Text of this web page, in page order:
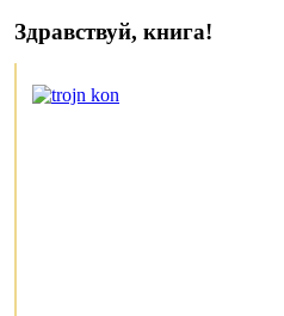
Здравствуй, книга!